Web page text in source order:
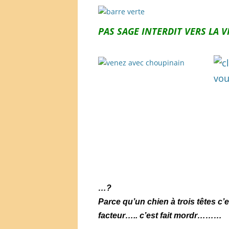
PAS SAGE INTERDIT VERS LA
…?
Parce qu’un chien à trois têtes
facteur….. c’est fait mordr………